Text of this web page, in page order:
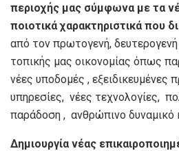
περιοχής μας σύμφωνα με τα
ποιοτικά χαρακτηριστικά που
από τον πρωτογενή,
τοπικής μας οικονομίας όπως
νέες υποδομές , εξειδικευμένες
υπηρεσίες, νέες τεχνολογίες,
παράδοση , ανθρώπινο δυναμικό
Δημιουργία νέας